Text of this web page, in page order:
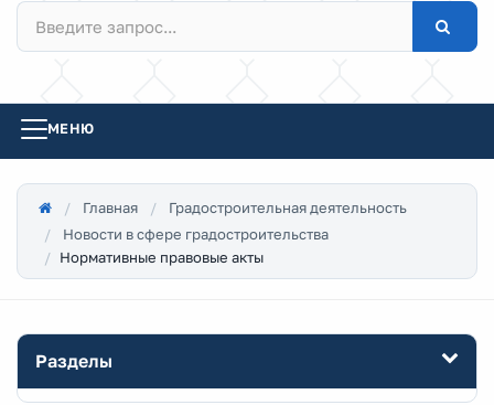
МЕНЮ
Главная
Градостроительная деятельность
Новости в сфере градостроительства
Нормативные правовые акты
Разделы